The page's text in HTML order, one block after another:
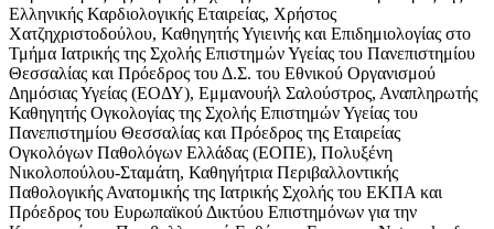
Ελληνικής Καρδιολογικής Εταιρείας, Χρήστος
Χατζηχριστοδούλου, Καθηγητής Υγιεινής και Επιδημιολογίας στο
Τμήμα Ιατρικής της Σχολής Επιστημών Υγείας του Πανεπιστημίου
Θεσσαλίας και Πρόεδρος του Δ.Σ. του Εθνικού Οργανισμού
Δημόσιας Υγείας (ΕΟΔΥ), Εμμανουήλ Σαλούστρος, Αναπληρωτής
Καθηγητής Ογκολογίας της Σχολής Επιστημών Υγείας του
Πανεπιστημίου Θεσσαλίας και Πρόεδρος της Εταιρείας
Ογκολόγων Παθολόγων Ελλάδας (ΕΟΠΕ), Πολυξένη
Νικολοπούλου-Σταμάτη, Καθηγήτρια Περιβαλλοντικής
Παθολογικής Ανατομικής της Ιατρικής Σχολής του ΕΚΠΑ και
Πρόεδρος του Ευρωπαϊκού Δικτύου Επιστημόνων για την